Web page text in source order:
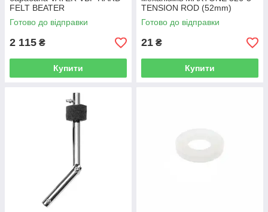
FELT BEATER
Готово до відправки
2 115 ₴
Купити
TENSION ROD (52mm)
Готово до відправки
21 ₴
Купити